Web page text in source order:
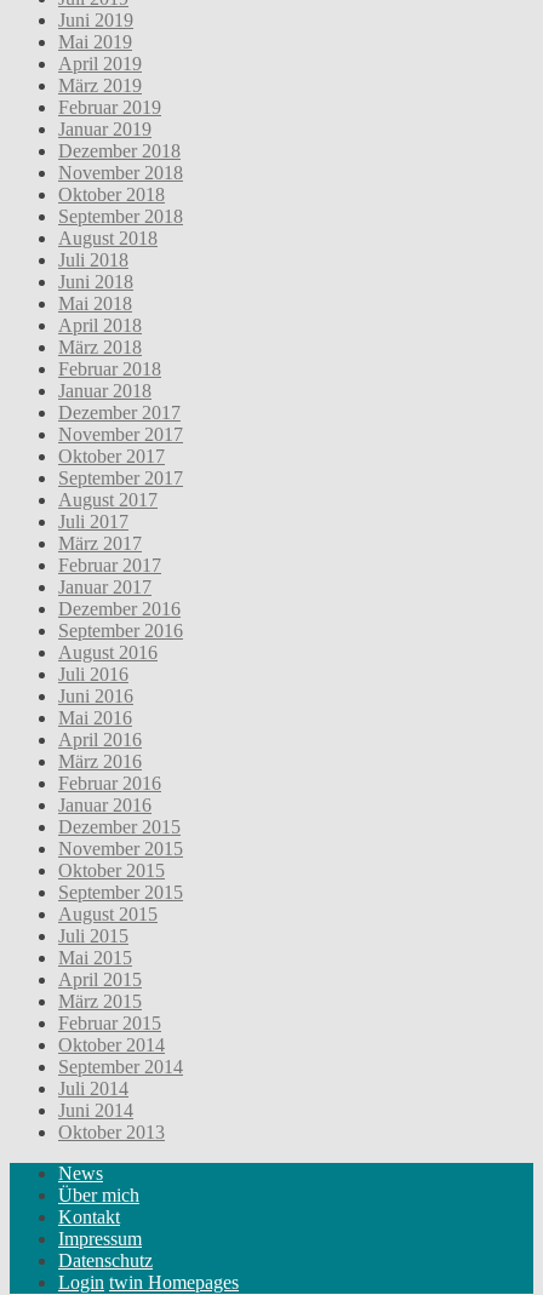
Juni 2019
Mai 2019
April 2019
März 2019
Februar 2019
Januar 2019
Dezember 2018
November 2018
Oktober 2018
September 2018
August 2018
Juli 2018
Juni 2018
Mai 2018
April 2018
März 2018
Februar 2018
Januar 2018
Dezember 2017
November 2017
Oktober 2017
September 2017
August 2017
Juli 2017
März 2017
Februar 2017
Januar 2017
Dezember 2016
September 2016
August 2016
Juli 2016
Juni 2016
Mai 2016
April 2016
März 2016
Februar 2016
Januar 2016
Dezember 2015
November 2015
Oktober 2015
September 2015
August 2015
Juli 2015
Mai 2015
April 2015
März 2015
Februar 2015
Oktober 2014
September 2014
Juli 2014
Juni 2014
Oktober 2013
News
Über mich
Kontakt
Impressum
Datenschutz
Login twin Homepages